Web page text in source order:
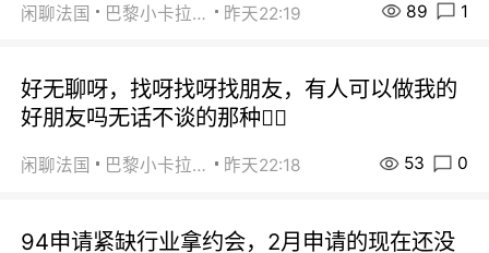
闲聊法国 巴黎小卡拉咪 昨天22:19 89 1
好无聊呀，找呀找呀找朋友，有人可以做我的
好朋友吗无话不谈的那种😮‍💨
闲聊法国 巴黎小卡拉咪 昨天22:18 53 0
94申请紧缺行业拿约会，2月申请的现在还没